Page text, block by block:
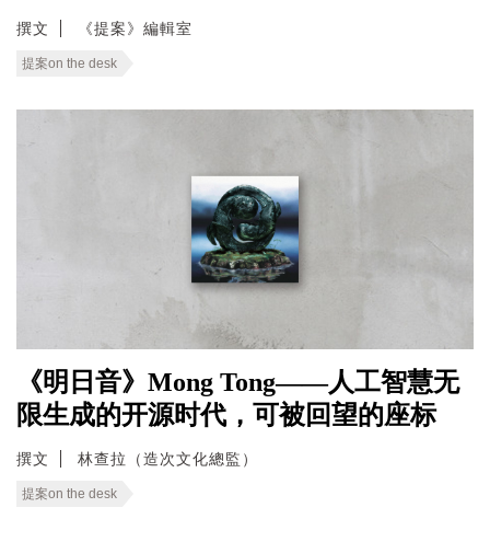
撰文 《提案》編輯室
提案on the desk
《明日音》Mong Tong——人工智慧无
限生成的开源时代，可被回望的座标
撰文 林查拉（造次文化總監）
提案on the desk